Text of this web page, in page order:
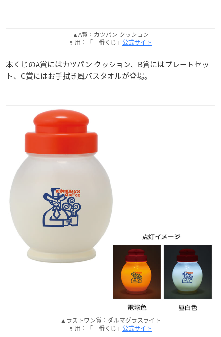
▲A賞：カツパン クッション
引用：「一番くじ」 公式サイト
本くじのA賞にはカツパン クッション、B賞にはプレートセッ
ト、C賞にはお手拭き風バスタオルが登場。
▲ラストワン賞：ダルマグラスライト
引用：「一番くじ」 公式サイト